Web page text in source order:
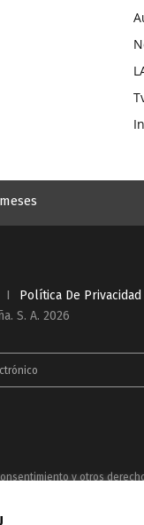
I Política De Privacidad
S. A. 2026
y otros